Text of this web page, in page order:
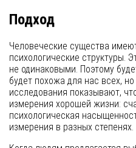
Подход
Человеческие существа
психологические структуры.
не одинаковыми. Поэтому
будет похожа для нас всех,
исследования показывают,
измерения хорошей жизни:
психологическая
измерения в разных степенях.